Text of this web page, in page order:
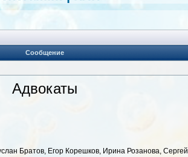
Сообщение
Адвокаты
Братов, Егор Корешков, Ирина Розанова, Сергей